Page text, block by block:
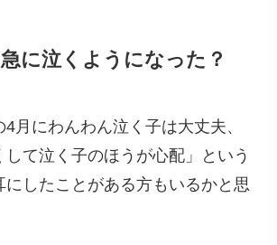
に泣くようになった？
4月にわんわん泣く子は大丈夫、
して泣く子のほうが心配」という
にしたことがある方もいるかと思